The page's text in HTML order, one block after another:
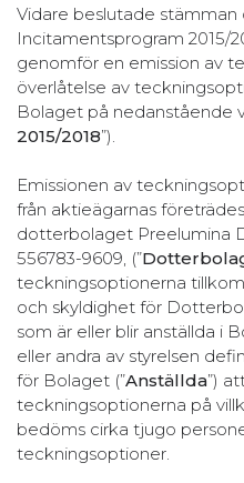
Vidare beslutade stämman
Incitamentsprogram 2015/
genomför en emission av
överlåtelse av
Bolaget på nedanstående
2015/2018”).
Emissionen av
från aktieägarnas
dotterbolaget Preelumina
556783-9609, (”
teckningsoptionerna
och skyldighet för
som är eller blir anställda i
eller andra av styrelsen
för Bolaget (”Anställda”)
teckningsoptionerna på
bedöms cirka tjugo
teckningsoptioner.